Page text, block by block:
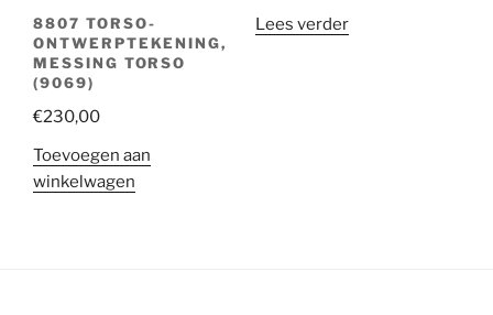
8807 TORSO-
ONTWERPTEKENING,
MESSING TORSO
(9069)
€230,00
Toevoegen aan
winkelwagen
Lees verder